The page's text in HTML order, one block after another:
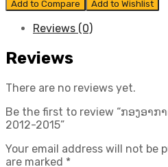
MAZDA
BT50PRO
2012-
2015
Add to Compare
Add to Wishlist
Reviews (0)
Reviews
There are no reviews yet.
Be the first to review “ກອງອາກ
2012-2015”
Your email address will not be
are marked *